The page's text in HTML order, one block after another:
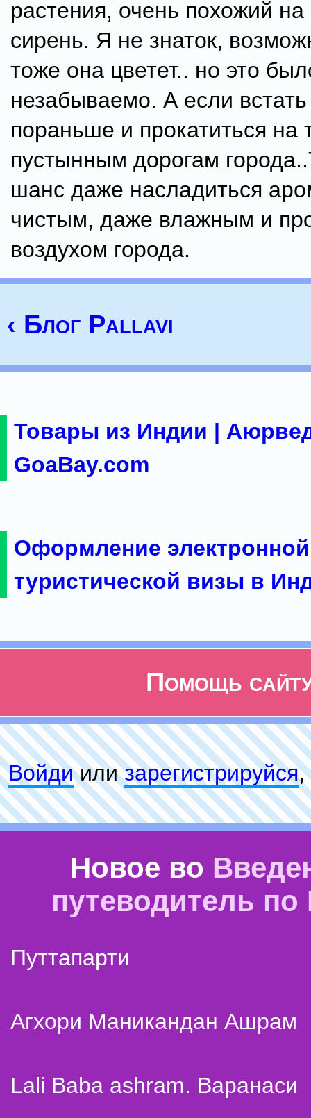
растения, очень похожий
сирень. Я не знаток,
тоже она цветет.. но это
незабываемо. А если
пораньше и прокатиться на
пустынным дорогам
шанс даже насладиться
чистым, даже влажным и
воздухом города.
‹ Блог Pallavi
Товары из Индии |
GoaBay.com
Оформление электронной
туристической визы в
Помощь
Войдиилизарeгиcтpируйся,
Новое во
путеводитель
Путтапарти
Агхори Маникандан Ашрам
Lali Baba ashram. Варанаси